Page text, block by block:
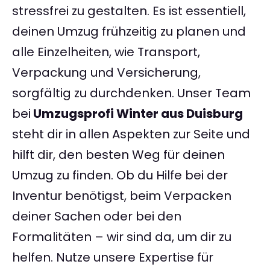
stressfrei zu gestalten. Es ist essentiell,
deinen Umzug frühzeitig zu planen und
alle Einzelheiten, wie Transport,
Verpackung und Versicherung,
sorgfältig zu durchdenken. Unser Team
bei Umzugsprofi Winter aus Duisburg
steht dir in allen Aspekten zur Seite und
hilft dir, den besten Weg für deinen
Umzug zu finden. Ob du Hilfe bei der
Inventur benötigst, beim Verpacken
deiner Sachen oder bei den
Formalitäten – wir sind da, um dir zu
helfen. Nutze unsere Expertise für